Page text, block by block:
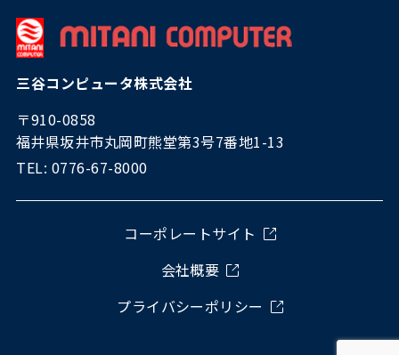
三谷コンピュータ株式会社
〒910-0858
福井県坂井市丸岡町熊堂第3号7番地1-13
TEL: 0776-67-8000
コーポレートサイト
会社概要
プライバシーポリシー